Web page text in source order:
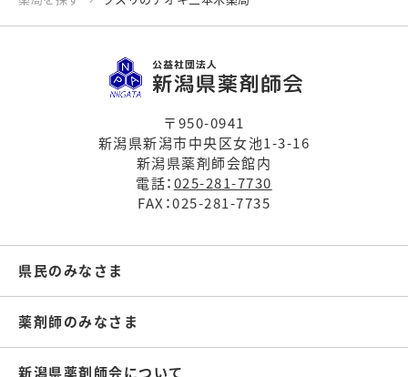
〒950-0941
新潟県新潟市中央区女池1-3-16
新潟県薬剤師会館内
電話：025-281-7730
FAX：025-281-7735
県民のみなさま
薬剤師のみなさま
新潟県薬剤師会について